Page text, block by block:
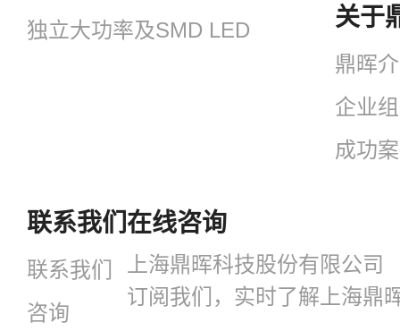
独立大功率及SMD LED
关于
鼎晖
企业
成功
联系我们
联系我们
咨询
在线咨询
上海鼎晖科技股份有限公司
订阅我们，实时了解上海鼎